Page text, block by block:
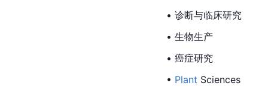
• 诊断与临床研究
• 生物生产
• 癌症研究
• Plant Sciences